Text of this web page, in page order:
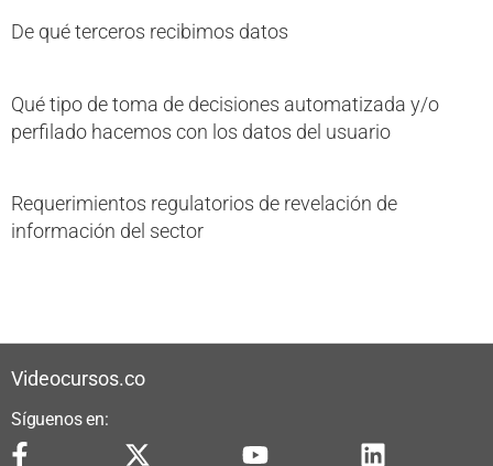
De qué terceros recibimos datos
Qué tipo de toma de decisiones automatizada y/o
perfilado hacemos con los datos del usuario
Requerimientos regulatorios de revelación de
información del sector
Videocursos.co
Síguenos en: